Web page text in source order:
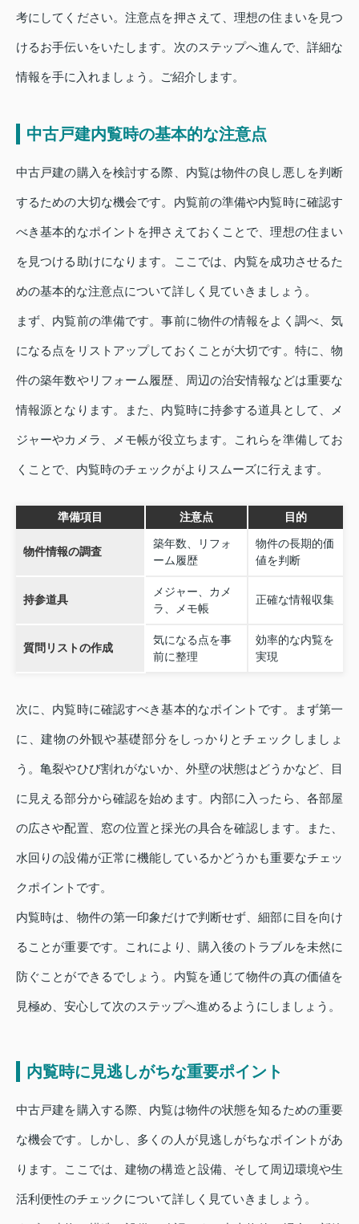
考にしてください。注意点を押さえて、理想の住まいを見つ
けるお手伝いをいたします。次のステップへ進んで、詳細な
情報を手に入れましょう。ご紹介します。
中古戸建内覧時の基本的な注意点
中古戸建の購入を検討する際、内覧は物件の良し悪しを判断
するための大切な機会です。内覧前の準備や内覧時に確認す
べき基本的なポイントを押さえておくことで、理想の住まい
を見つける助けになります。ここでは、内覧を成功させるた
めの基本的な注意点について詳しく見ていきましょう。
まず、内覧前の準備です。事前に物件の情報をよく調べ、気
になる点をリストアップしておくことが大切です。特に、物
件の築年数やリフォーム履歴、周辺の治安情報などは重要な
情報源となります。また、内覧時に持参する道具として、メ
ジャーやカメラ、メモ帳が役立ちます。これらを準備してお
くことで、内覧時のチェックがよりスムーズに行えます。
準備項目 注意点 目的
物件情報の調査
築年数、リフォ
ーム履歴
物件の長期的価
値を判断
持参道具
メジャー、カメ
ラ、メモ帳
正確な情報収集
質問リストの作成
気になる点を事
前に整理
効率的な内覧を
実現
次に、内覧時に確認すべき基本的なポイントです。まず第一
に、建物の外観や基礎部分をしっかりとチェックしましょ
う。亀裂やひび割れがないか、外壁の状態はどうかなど、目
に見える部分から確認を始めます。内部に入ったら、各部屋
の広さや配置、窓の位置と採光の具合を確認します。また、
水回りの設備が正常に機能しているかどうかも重要なチェッ
クポイントです。
内覧時は、物件の第一印象だけで判断せず、細部に目を向け
ることが重要です。これにより、購入後のトラブルを未然に
防ぐことができるでしょう。内覧を通じて物件の真の価値を
見極め、安心して次のステップへ進めるようにしましょう。
内覧時に見逃しがちな重要ポイント
中古戸建を購入する際、内覧は物件の状態を知るための重要
な機会です。しかし、多くの人が見逃しがちなポイントがあ
ります。ここでは、建物の構造と設備、そして周辺環境や生
活利便性のチェックについて詳しく見ていきましょう。